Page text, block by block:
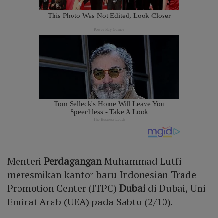
MenteriPerdaganganMuhammad Lutfi
meresmikan kantor baru Indonesian Trade
Promotion Center (ITPC) Dubai di Dubai, Uni
Emirat Arab (UEA) pada Sabtu (2/10).